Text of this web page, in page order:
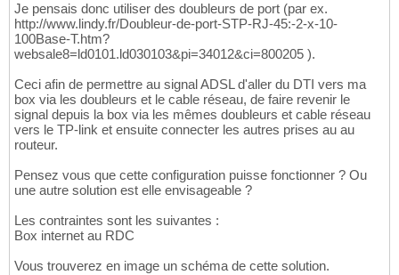
Je pensais donc utiliser des doubleurs de port (par ex.
http://www.lindy.fr/Doubleur-de-port-STP-RJ-45:-2-x-10-
100Base-T.htm?
websale8=ld0101.ld030103&pi=34012&ci=800205 ).
Ceci afin de permettre au signal ADSL d'aller du DTI vers ma
box via les doubleurs et le cable réseau, de faire revenir le
signal depuis la box via les mêmes doubleurs et cable réseau
vers le TP-link et ensuite connecter les autres prises au au
routeur.
Pensez vous que cette configuration puisse fonctionner ? Ou
une autre solution est elle envisageable ?
Les contraintes sont les suivantes :
Box internet au RDC
Vous trouverez en image un schéma de cette solution.